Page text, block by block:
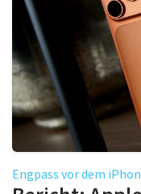
Engpass vor dem